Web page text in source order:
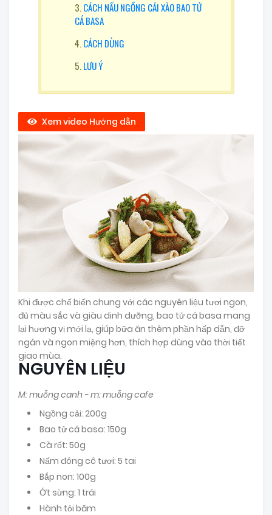
CÁCH NẤU NGỒNG CẢI XÀO BAO TỬ
CÁ BASA
CÁCH DÙNG
LƯU Ý
Xem video Hướng dẫn
Khi được chế biến chung với các nguyên liệu tươi ngon,
đủ màu sắc và giàu dinh dưỡng, bao tử cá basa mang
lại hương vị mới lạ, giúp bữa ăn thêm phần hấp dẫn, đỡ
ngán và ngon miệng hơn, thích hợp dùng vào thời tiết
giao mùa.
NGUYÊN LIỆU
M: muỗng canh - m: muỗng cafe
Ngồng cải: 200g
Bao tử cá basa: 150g
Cà rốt: 50g
Nấm đông cô tươi: 5 tai
Bắp non: 100g
Ớt sừng: 1 trái
Hành tỏi băm